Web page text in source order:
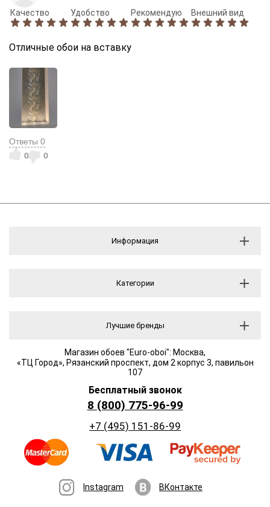
Качество Удобство Рекомендую Внешний вид
Отличные обои на вставку
Ответы 0
0 0
Информация
Категории
Лучшие бренды
Магазин обоев "Euro-oboi": Москва,
«ТЦ Город», Рязанский проспект, дом 2 корпус 3, павильон
107
Бесплатный звонок
8 (800) 775-96-99
+7 (495) 151-86-99
Instagram ВКонтакте